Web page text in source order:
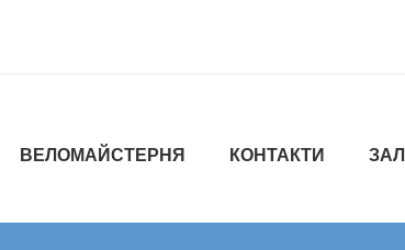
ВЕЛОМАЙСТЕРНЯ КОНТАКТИ